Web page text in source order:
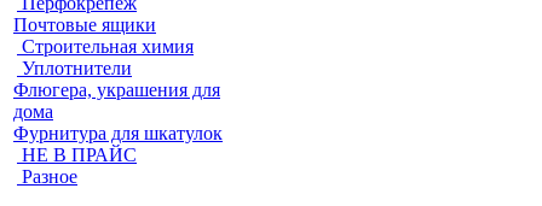
Почтовые ящики
Строительная химия
Уплотнители
Флюгера, украшения для
дома
Фурнитура для шкатулок
НЕ В ПРАЙС
Разное